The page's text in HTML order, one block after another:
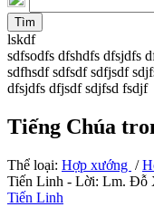
lskdf
sdfsodfs dfshdfs dfsjdfs
sdfhsdf sdfsdf sdfjsdf
dfsjdfs dfjsdf sdjfsd fsdjf
Tiếng Chúa
Thể loại: Hợp xướng /
Tiến Linh - Lời: Lm. Đỗ
Tiến Linh